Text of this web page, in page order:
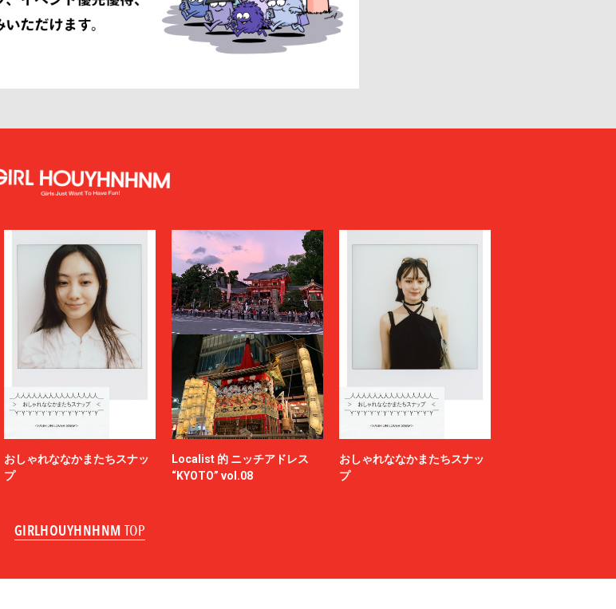
おしゃれななかまたちスナッ
プ
Localist 的 ニッチアドレス
“KYOTO” vol.08
おしゃれななかまたちスナッ
プ
GIRLHOUYHNHNM TOP